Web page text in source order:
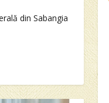
din Sabangia